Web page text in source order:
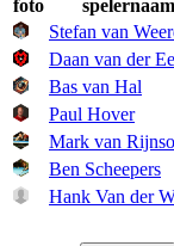
foto spelernaam
Stefan van
Daan van der
Bas van Hal
Paul Hover
Mark van
Ben Scheepers
Hank Van der